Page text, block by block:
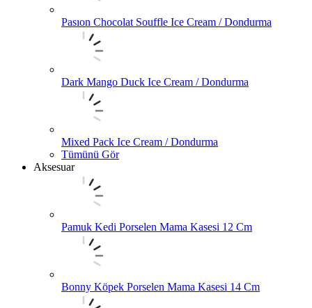
Pasıon Chocolat Souffle Ice Cream / Dondurma
Dark Mango Duck Ice Cream / Dondurma
Mixed Pack Ice Cream / Dondurma
Tümünü Gör
Aksesuar
Pamuk Kedi Porselen Mama Kasesi 12 Cm
Bonny Köpek Porselen Mama Kasesi 14 Cm